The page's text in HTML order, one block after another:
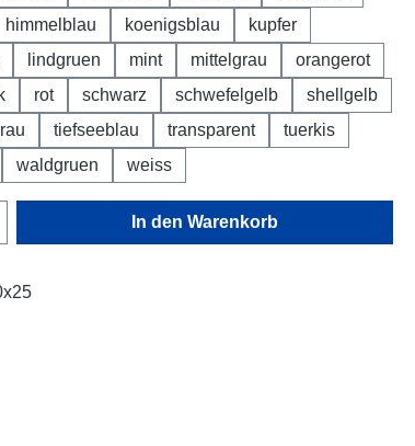
himmelblau koenigsblau
kupfer
lindgruen mint mittelgrau
orangerot
rot schwarz schwefelgelb
shellgelb
tiefseeblau transparent
tuerkis
waldgruen weiss
Gib den gewünschten Wert ein
In den Warenkorb